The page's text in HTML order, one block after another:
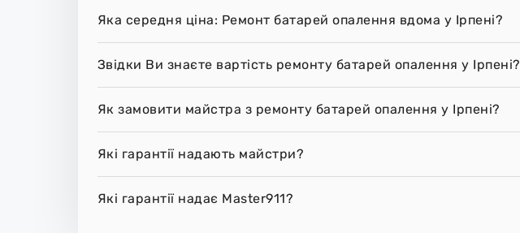
Яка середня ціна: Ремонт батарей опалення вдома у Ірпені?
Звідки Ви знаєте вартість ремонту батарей опалення у Ірпені?
Як замовити майстра з ремонту батарей опалення у Ірпені?
Які гарантії надають майстри?
Які гарантії надає Master911?